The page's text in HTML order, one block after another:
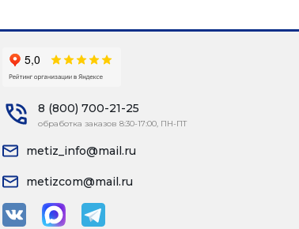
8 (800) 700-21-25
обработка заказов 8:30-17:00, ПН-ПТ
metiz_info@mail.ru
metizcom@mail.ru